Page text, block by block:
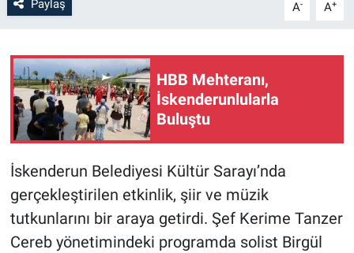
Paylaş A- A+
HBB Mehteranı,
İskenderunlularla
Buluştu
İskenderun Belediyesi Kültür Sarayı’nda
gerçekleştirilen etkinlik, şiir ve müzik
tutkunlarını bir araya getirdi. Şef Kerime Tanzer
Cereb yönetimindeki programda solist Birgül